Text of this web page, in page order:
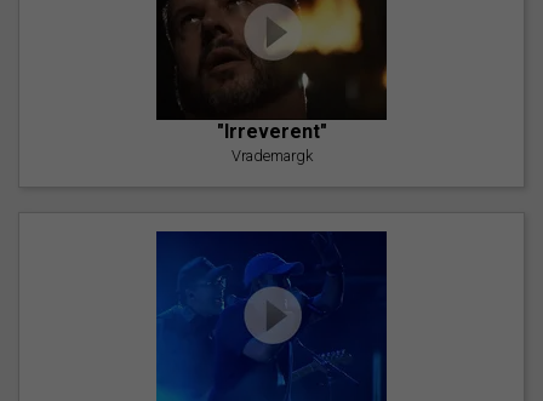
"Irreverent"
Vrademargk